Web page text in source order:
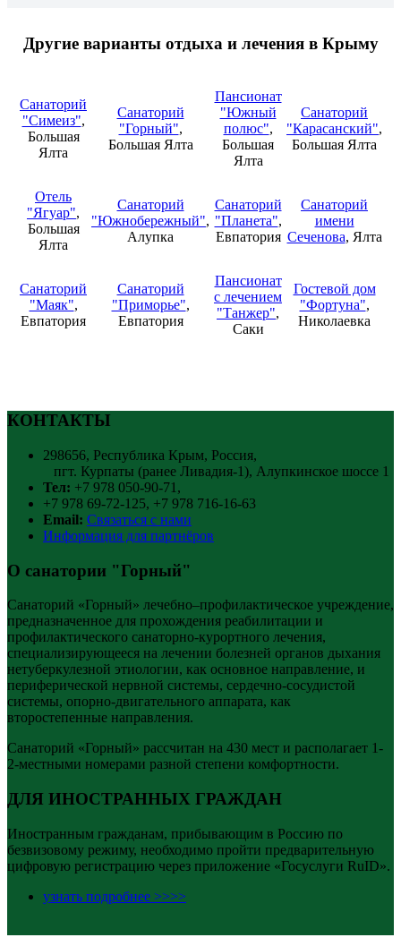
Другие варианты отдыха и лечения в Крыму
Санаторий
"Симеиз",
Большая
Ялта
Санаторий
"Горный",
Большая Ялта
Пансионат
"Южный
полюс",
Большая
Ялта
Санаторий
"Карасанский",
Большая Ялта
Отель
"Ягуар",
Большая
Ялта
Санаторий
"Южнобережный",
Алупка
Санаторий
"Планета",
Евпатория
Санаторий
имени
Сеченова, Ялта
Санаторий
"Маяк",
Евпатория
Санаторий
"Приморье",
Евпатория
Пансионат
с лечением
"Танжер",
Саки
Гостевой дом
"Фортуна",
Николаевка
КОНТАКТЫ
298656, Республика Крым, Россия,
пгт. Курпаты (ранее Ливадия-1), Алупкинское шоссе 1
Тел: +7 978 050-90-71,
+7 978 69-72-125, +7 978 716-16-63
Email: Связаться с нами
Информация для партнёров
О санатории "Горный"
Санаторий «Горный» лечебно–профилактическое учреждение,
предназначенное для прохождения реабилитации и
профилактического санаторно-курортного лечения,
специализирующееся на лечении болезней органов дыхания
нетуберкулезной этиологии, как основное направление, и
периферической нервной системы, сердечно-сосудистой
системы, опорно-двигательного аппарата, как
второстепенные направления.
Санаторий «Горный» рассчитан на 430 мест и располагает 1-
2-местными номерами разной степени комфортности.
ДЛЯ ИНОСТРАННЫХ ГРАЖДАН
Иностранным гражданам, прибывающим в Россию по
безвизовому режиму, необходимо пройти предварительную
цифровую регистрацию через приложение «Госуслуги RuID».
узнать подробнее >>>>